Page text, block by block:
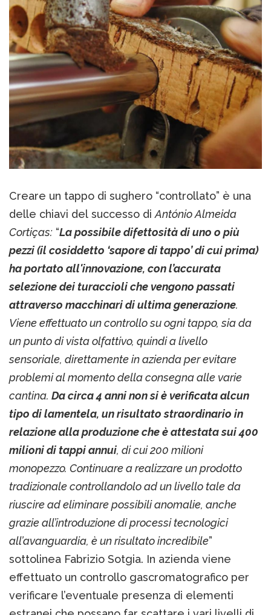
Creare un tappo di sughero “controllato” è una
delle chiavi del successo diAntónio Almeida
Cortiças: “La possibile difettosità di uno o più
pezzi (il cosiddetto ‘sapore di tappo’ di cui prima)
ha portato all'innovazione, con l’accurata
selezione dei turaccioli che vengono passati
attraverso macchinari di ultima generazione.
Viene effettuato un controllo su ogni tappo, sia da
un punto di vista olfattivo, quindi a livello
sensoriale, direttamente in azienda per evitare
problemi al momento della consegna alle varie
cantina. Da circa 4 anni non si è verificata alcun
tipo di lamentela, un risultato straordinario in
relazione alla produzione che è attestata sui 400
milioni di tappi annui, di cui 200 milioni
monopezzo. Continuare a realizzare un prodotto
tradizionale controllandolo ad un livello tale da
riuscire ad eliminare possibili anomalie, anche
grazie all’introduzione di processi tecnologici
all’avanguardia, è un risultato incredibile”
sottolinea Fabrizio Sotgia. In azienda viene
effettuato un controllo gascromatografico per
verificare l’eventuale presenza di elementi